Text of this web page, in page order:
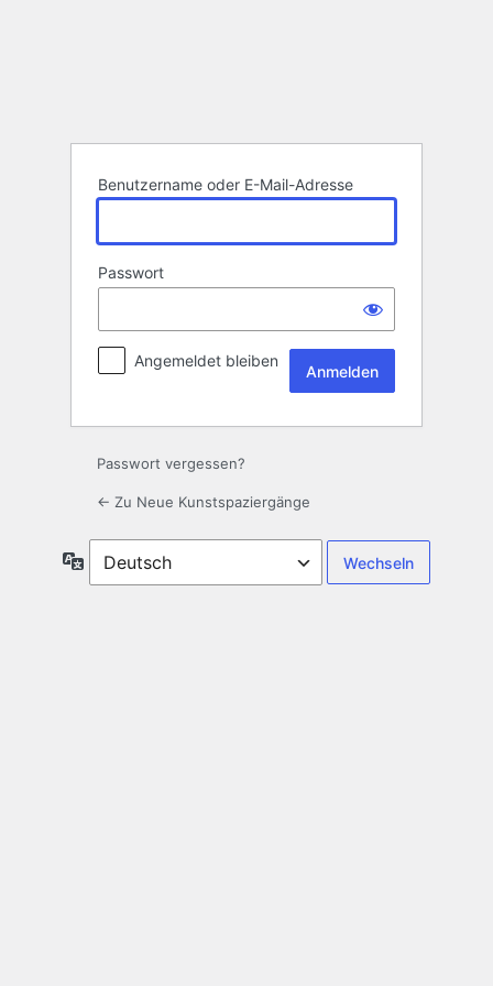
Benutzername oder E-Mail-Adresse
Passwort
Angemeldet bleiben
Passwort vergessen?
← Zu Neue Kunstspaziergänge
Sprache